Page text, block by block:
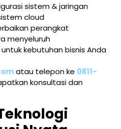
sistem & jaringan
cloud
perangkat
menyeluruh
untuk kebutuhan bisnis Anda
atau telepon ke 0811-
konsultasi dan